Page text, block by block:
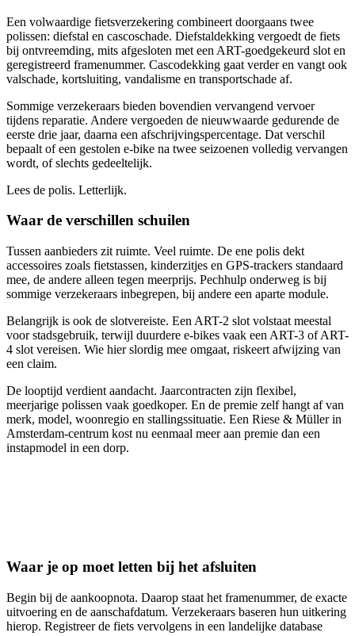
Een volwaardige fietsverzekering combineert doorgaans twee
polissen: diefstal en cascoschade. Diefstaldekking vergoedt de fiets
bij ontvreemding, mits afgesloten met een ART-goedgekeurd slot en
geregistreerd framenummer. Cascodekking gaat verder en vangt ook
valschade, kortsluiting, vandalisme en transportschade af.
Sommige verzekeraars bieden bovendien vervangend vervoer
tijdens reparatie. Andere vergoeden de nieuwwaarde gedurende de
eerste drie jaar, daarna een afschrijvingspercentage. Dat verschil
bepaalt of een gestolen e-bike na twee seizoenen volledig vervangen
wordt, of slechts gedeeltelijk.
Lees de polis. Letterlijk.
Waar de verschillen schuilen
Tussen aanbieders zit ruimte. Veel ruimte. De ene polis dekt
accessoires zoals fietstassen, kinderzitjes en GPS-trackers standaard
mee, de andere alleen tegen meerprijs. Pechhulp onderweg is bij
sommige verzekeraars inbegrepen, bij andere een aparte module.
Belangrijk is ook de slotvereiste. Een ART-2 slot volstaat meestal
voor stadsgebruik, terwijl duurdere e-bikes vaak een ART-3 of ART-
4 slot vereisen. Wie hier slordig mee omgaat, riskeert afwijzing van
een claim.
De looptijd verdient aandacht. Jaarcontracten zijn flexibel,
meerjarige polissen vaak goedkoper. En de premie zelf hangt af van
merk, model, woonregio en stallingssituatie. Een Riese & Müller in
Amsterdam-centrum kost nu eenmaal meer aan premie dan een
instapmodel in een dorp.
Waar je op moet letten bij het afsluiten
Begin bij de aankoopnota. Daarop staat het framenummer, de exacte
uitvoering en de aanschafdatum. Verzekeraars baseren hun uitkering
hierop. Registreer de fiets vervolgens in een landelijke database